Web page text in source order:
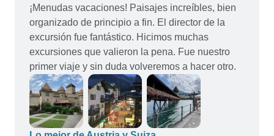
¡Menudas vacaciones! Paisajes increíbles, bien
organizado de principio a fin. El director de la
excursión fue fantástico. Hicimos muchas
excursiones que valieron la pena. Fue nuestro
primer viaje y sin duda volveremos a hacer otro.